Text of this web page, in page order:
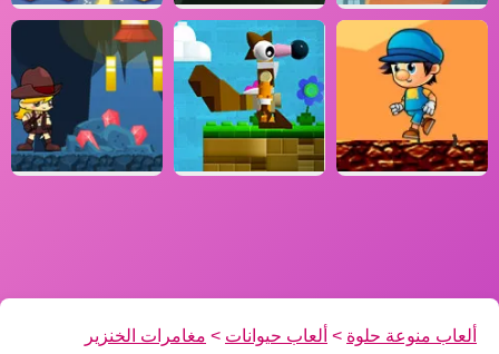
ألعاب منوعة حلوة > ألعاب حيوانات > مغامرات الخنزير